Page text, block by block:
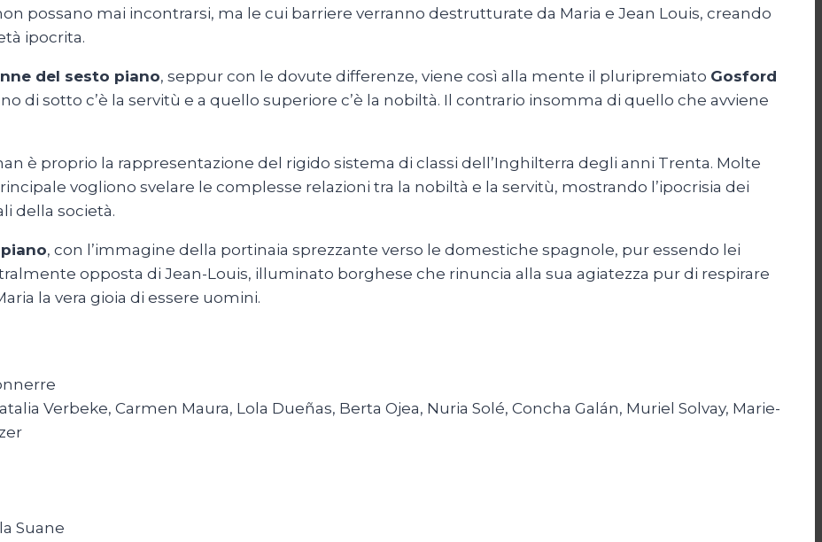
possano mai incontrarsi, ma le cui barriere verranno destrutturate da Maria e Jean Louis, creando
ipocrita.
del sesto piano, seppur con le dovute differenze, viene così alla mente il pluripremiato Gosford
di sotto c’è la servitù e a quello superiore c’è la nobiltà. Il contrario insomma di quello che avviene
è proprio la rappresentazione del rigido sistema di classi dell’Inghilterra degli anni Trenta. Molte
vogliono svelare le complesse relazioni tra la nobiltà e la servitù, mostrando l’ipocrisia dei
della società.
, con l’immagine della portinaia sprezzante verso le domestiche spagnole, pur essendo lei
opposta di Jean-Louis, illuminato borghese che rinuncia alla sua agiatezza pur di respirare
la vera gioia di essere uomini.
Verbeke, Carmen Maura, Lola Dueñas, Berta Ojea, Nuria Solé, Concha Galán, Muriel Solvay, Marie-
Suane